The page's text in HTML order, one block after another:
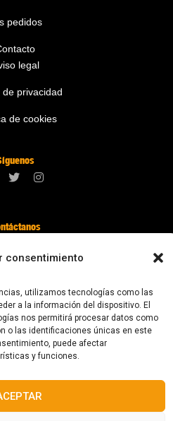
consentimiento
utilizamos tecnologías como las
a la información del dispositivo. El
nos permitirá procesar datos como
o las identificaciones únicas en este
puede afectar
y funciones.
pedidos
legal
de privacidad
de cookies
Barcelona
derechos reservados